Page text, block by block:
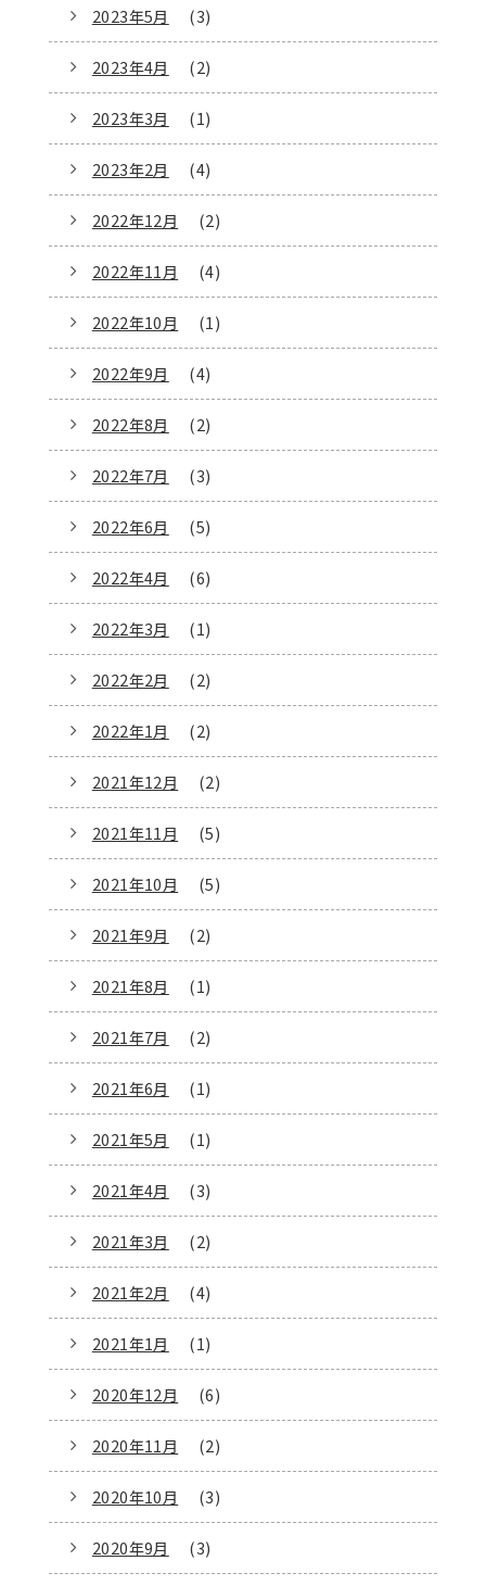
2023年5月 (3)
2023年4月 (2)
2023年3月 (1)
2023年2月 (4)
2022年12月 (2)
2022年11月 (4)
2022年10月 (1)
2022年9月 (4)
2022年8月 (2)
2022年7月 (3)
2022年6月 (5)
2022年4月 (6)
2022年3月 (1)
2022年2月 (2)
2022年1月 (2)
2021年12月 (2)
2021年11月 (5)
2021年10月 (5)
2021年9月 (2)
2021年8月 (1)
2021年7月 (2)
2021年6月 (1)
2021年5月 (1)
2021年4月 (3)
2021年3月 (2)
2021年2月 (4)
2021年1月 (1)
2020年12月 (6)
2020年11月 (2)
2020年10月 (3)
2020年9月 (3)